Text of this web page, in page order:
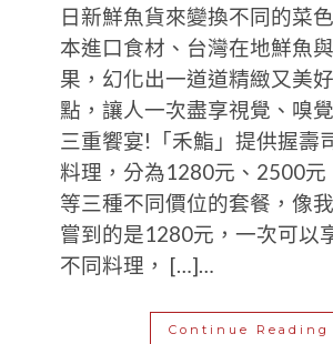
日新鮮魚貨來變換不同的菜
本進口食材、台灣在地鮮魚
果，幻化出一道道精緻又美
點，讓人一次盡享視覺、嗅
三重饗宴!「禾鮨」提供握壽
料理，分為1280元、2500元
等三種不同價位的套餐，像
嘗到的是1280元，一次可以
不同料理， […]…
Continue Reading